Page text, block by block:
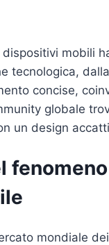
mobili
tecnologica,
concise,
globale
un design
mondiale